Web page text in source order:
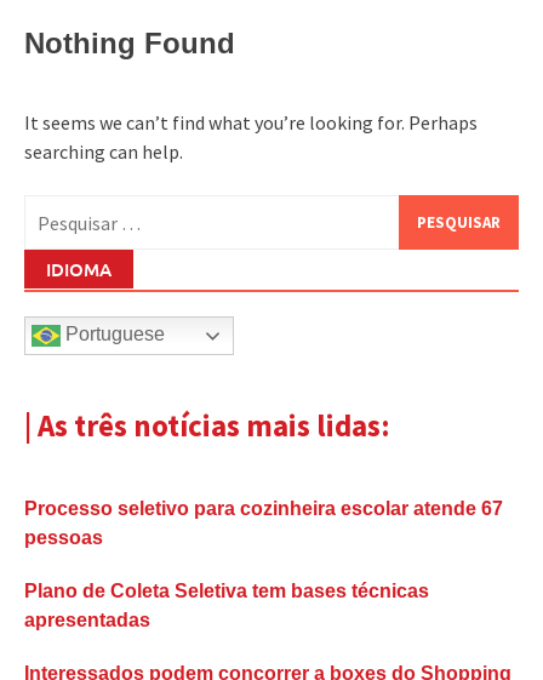
Nothing Found
It seems we can’t find what you’re looking for. Perhaps
searching can help.
por:
IDIOMA
Portuguese
| As três notícias mais lidas:
Processo seletivo para cozinheira escolar atende 67
pessoas
Plano de Coleta Seletiva tem bases técnicas
apresentadas
Interessados podem concorrer a boxes do Shopping